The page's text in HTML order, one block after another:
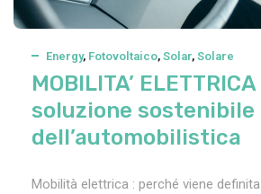
Energy, Fotovoltaico, Solar, Solare
MOBILITA’
soluzione
dell’automobilistica
Mobilità elettrica : perché viene